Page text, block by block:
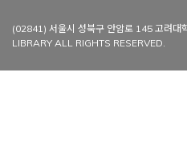
(02841) 서울시 성북구 안암로 145 고려
LIBRARY ALL RIGHTS RESERVED.